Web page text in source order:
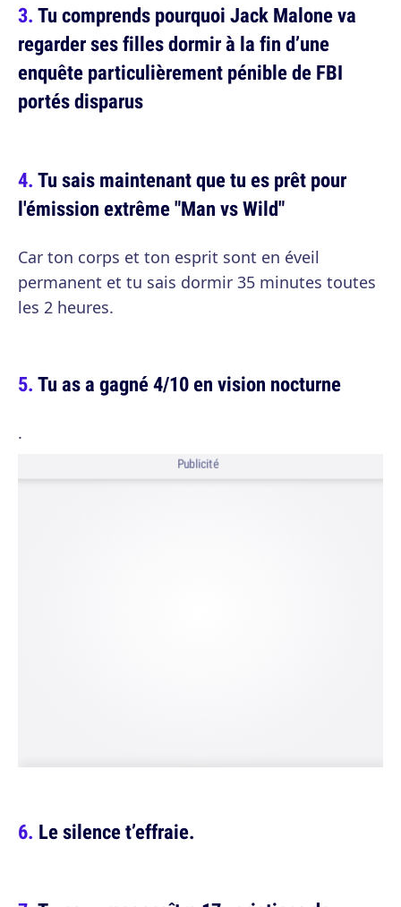
Tu comprends pourquoi Jack Malone va
regarder ses filles dormir à la fin d’une
enquête particulièrement pénible de FBI
portés disparus
Tu sais maintenant que tu es prêt pour
l'émission extrême "Man vs Wild"
Car ton corps et ton esprit sont en éveil
permanent et tu sais dormir 35 minutes toutes
les 2 heures.
Tu as a gagné 4/10 en vision nocturne
.
Publicité
Le silence t’effraie.